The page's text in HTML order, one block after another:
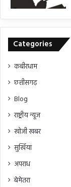
Categories
कबीरधाम
छत्तीसगढ़
Blog
राष्ट्रीय न्यूज
खोजी खबर
सुर्खियां
अपराध
बेमेतरा